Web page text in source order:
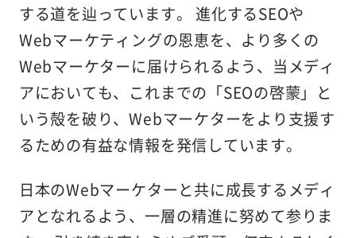
する道を辿っています。 進化するSEOや
Webマーケティングの恩恵を、より多くの
Webマーケターに届けられるよう、当メディ
アにおいても、これまでの「SEOの啓蒙」と
いう殻を破り、Webマーケターをより支援す
るための有益な情報を発信しています。
日本のWebマーケターと共に成長するメディ
アとなれるよう、一層の精進に努めて参りま